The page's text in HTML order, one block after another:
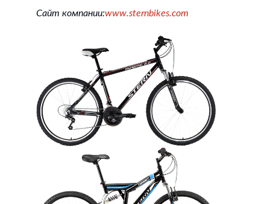
Сайт компании:www.sternbikes.com